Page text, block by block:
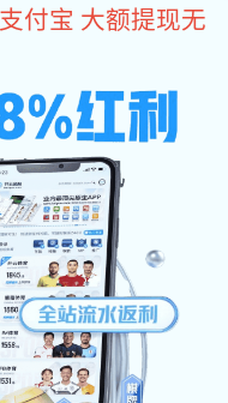
是众多国际品牌阀门、